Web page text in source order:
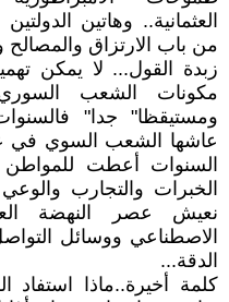
العثمانية.. وهاتين
من باب الارتزاق
زبدة القول... لا يمكن
مكونات الشعب
ومستيقظا" جدا"
عاشها الشعب السوي في
السنوات أعطت للمواطن
الخبرات والتجارب
نعيش عصر النهضة
الاصطناعي ووسائل
الدقة...
كلمة أخيرة..ماذا